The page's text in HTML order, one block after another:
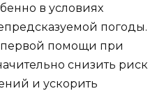
в условиях
погоды.
первой помощи при
снизить риск
и ускорить